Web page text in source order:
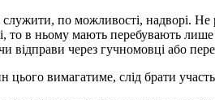
по можливості, надворі. Не
то в ньому мають перебувають лише
відправи через гучномовці або
цього вимагатиме, слід брати